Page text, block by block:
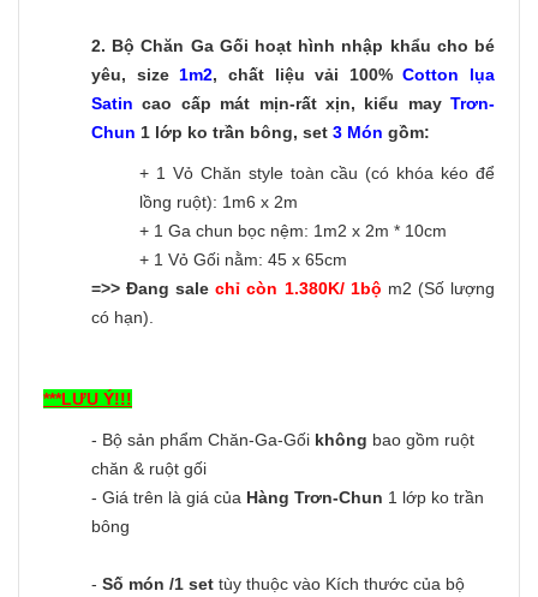
2. Bộ Chăn Ga Gối hoạt hình nhập khẩu cho bé
yêu, size1m2, chất liệu vải 100%Cotton lụa
Satin cao cấp mát mịn-rất xịn, kiểu may Trơn-
Chun 1 lớp ko trần bông, set 3 Món gồm:
+ 1 Vỏ Chăn style toàn cầu (có khóa kéo để
lồng ruột): 1m6 x 2m
+ 1 Ga chun bọc nệm: 1m2 x 2m * 10cm
+ 1 Vỏ Gối nằm: 45 x 65cm
=>> Đang salechỉ còn 1.380K/ 1bộ m2 (Số lượng
có hạn).
***LƯU Ý!!!
- Bộ sản phẩm Chăn-Ga-Gối không bao gồm ruột
chăn & ruột gối
- Giá trên là giá của Hàng Trơn-Chun 1 lớp ko trần
bông
- Số món /1 set tùy thuộc vào Kích thước của bộ